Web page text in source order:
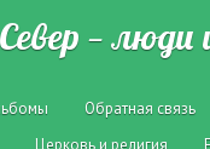
— люди
Обратная связь
Церковь и религия